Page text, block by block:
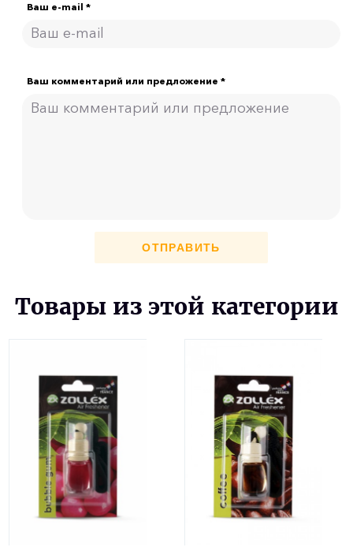
Ваш e-mail *
Ваш комментарий или предложение *
ОТПРАВИТЬ
Товары из этой категории